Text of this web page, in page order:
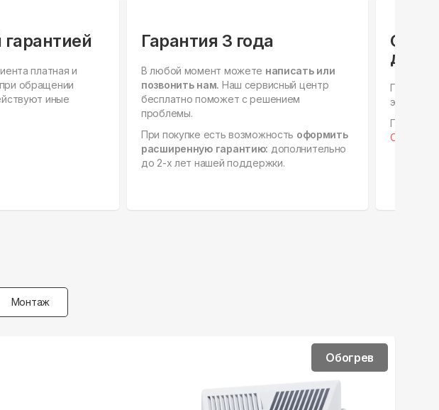
платная и
обращении
иные
Гарантия 3 года
В любой момент можете написать или
позвонить нам. Наш сервисный центр
бесплатно поможет с решением
проблемы.
При покупке есть возможность оформить
расширенную гарантию: дополнительно
до 2-х лет нашей поддержки.
для
этапах,
Готовы к
Монтаж
Обогрев